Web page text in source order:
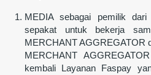
MEDIA sebagai pemilik
sepakat untuk bekerja
MERCHANT AGGREGATOR
MERCHANT
kembali Layanan Faspay